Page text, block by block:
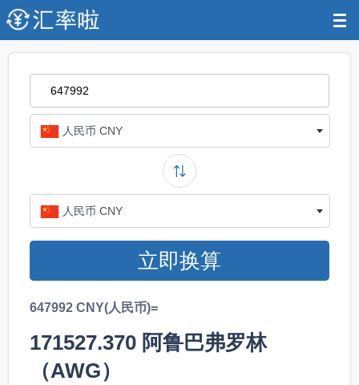
人民币 CNY
人民币 CNY
立即换算
647992 CNY(人民币)=
171527.370阿鲁巴弗罗林
（AWG）